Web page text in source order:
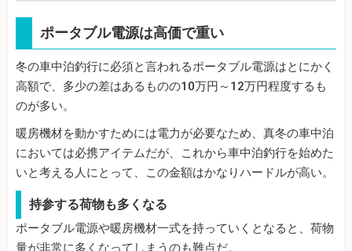
ポータブル電源は高価で重い
冬の車中泊釣行に必須と言われるポータブル電源はとにかく
高額で、多少の差はあるものの10万円～12万円程度するも
のが多い。
暖房機材を動かすためには電力が必要なため、真冬の車中泊
においては必携アイテムだが、これから車中泊釣行を始めた
いと考える人にとって、この金額はかなりハードルが高い。
持参する荷物も多くなる
ポータブル電源や暖房機材一式を持っていくとなると、荷物
量が非常に多くなってしまうのも難点だ。